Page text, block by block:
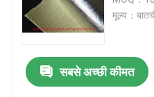
कार्बन फाइबर फैब्रिक
अराम फाइबर फैब्रिक
मूल्य：
सबसे अच्छी कीमत